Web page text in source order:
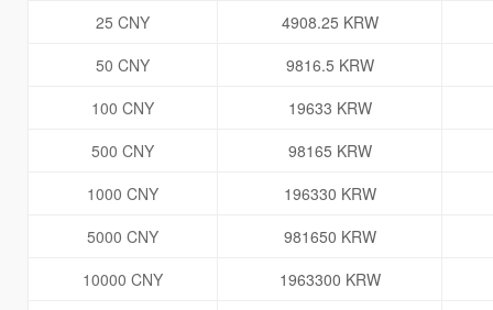
25 CNY
4908.25 KRW
50 CNY
9816.5 KRW
100 CNY
19633 KRW
500 CNY
98165 KRW
1000 CNY
196330 KRW
5000 CNY
981650 KRW
10000 CNY
1963300 KRW